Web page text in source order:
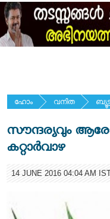
ഹോം വനിത
സൗന്ദര്യവും
കറ്റാര്‍വാഴ
14 JUNE 2016 04:04 AM